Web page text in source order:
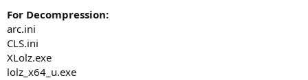
For Decompression:
arc.ini
CLS.ini
XLolz.exe
lolz_x64_u.exe